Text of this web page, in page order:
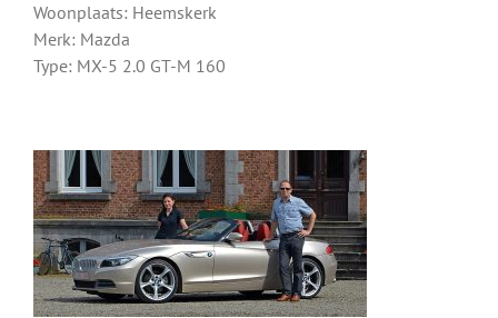
Woonplaats: Heemskerk
Merk: Mazda
Type: MX-5 2.0 GT-M 160